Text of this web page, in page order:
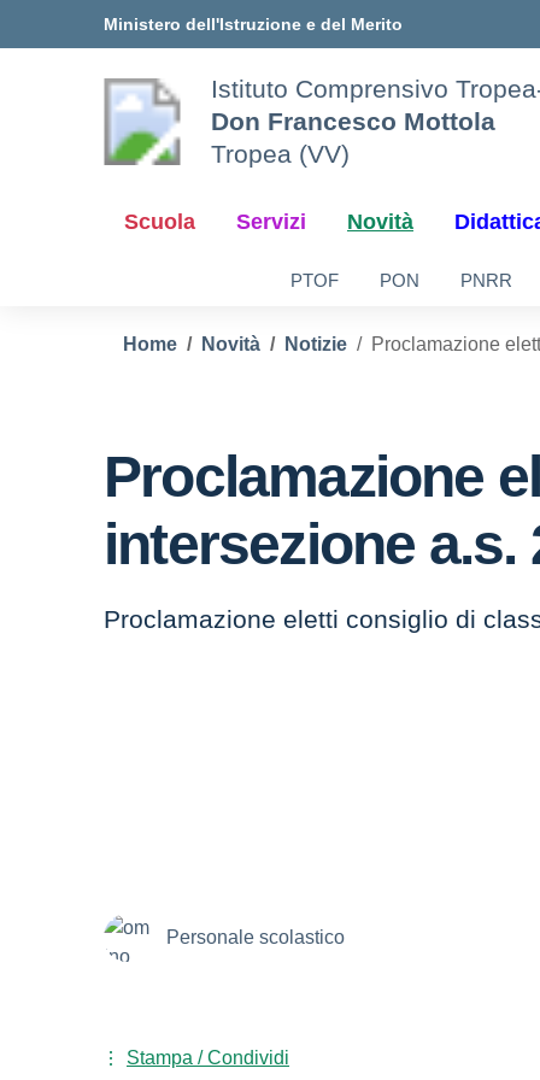
Ministero dell'Istruzione e del Merito
Istituto Comprensivo
Don Francesco Mottola
Tropea (VV)
Scuola Servizi Novità
PTOF PON PNRR
Home Novità Notizie Proclamazione
Proclamazione
intersezione a.s.
Proclamazione eletti consiglio di
Personale scolastico
Stampa / Condividi